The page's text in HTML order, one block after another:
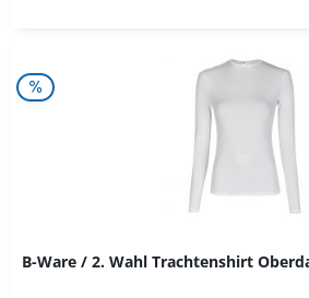
B-Ware / 2. Wahl Trachtenshirt